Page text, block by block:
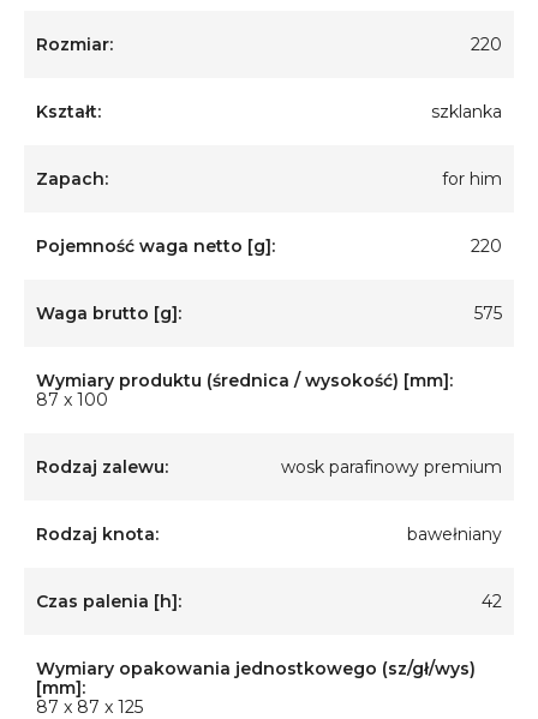
Rozmiar: 220
Kształt: szklanka
Zapach: for him
Pojemność waga netto [g]: 220
Waga brutto [g]: 575
Wymiary produktu (średnica / wysokość) [mm]:
87 x 100
Rodzaj zalewu: wosk parafinowy premium
Rodzaj knota: bawełniany
Czas palenia [h]: 42
Wymiary opakowania jednostkowego (sz/gł/wys)
[mm]:
87 x 87 x 125